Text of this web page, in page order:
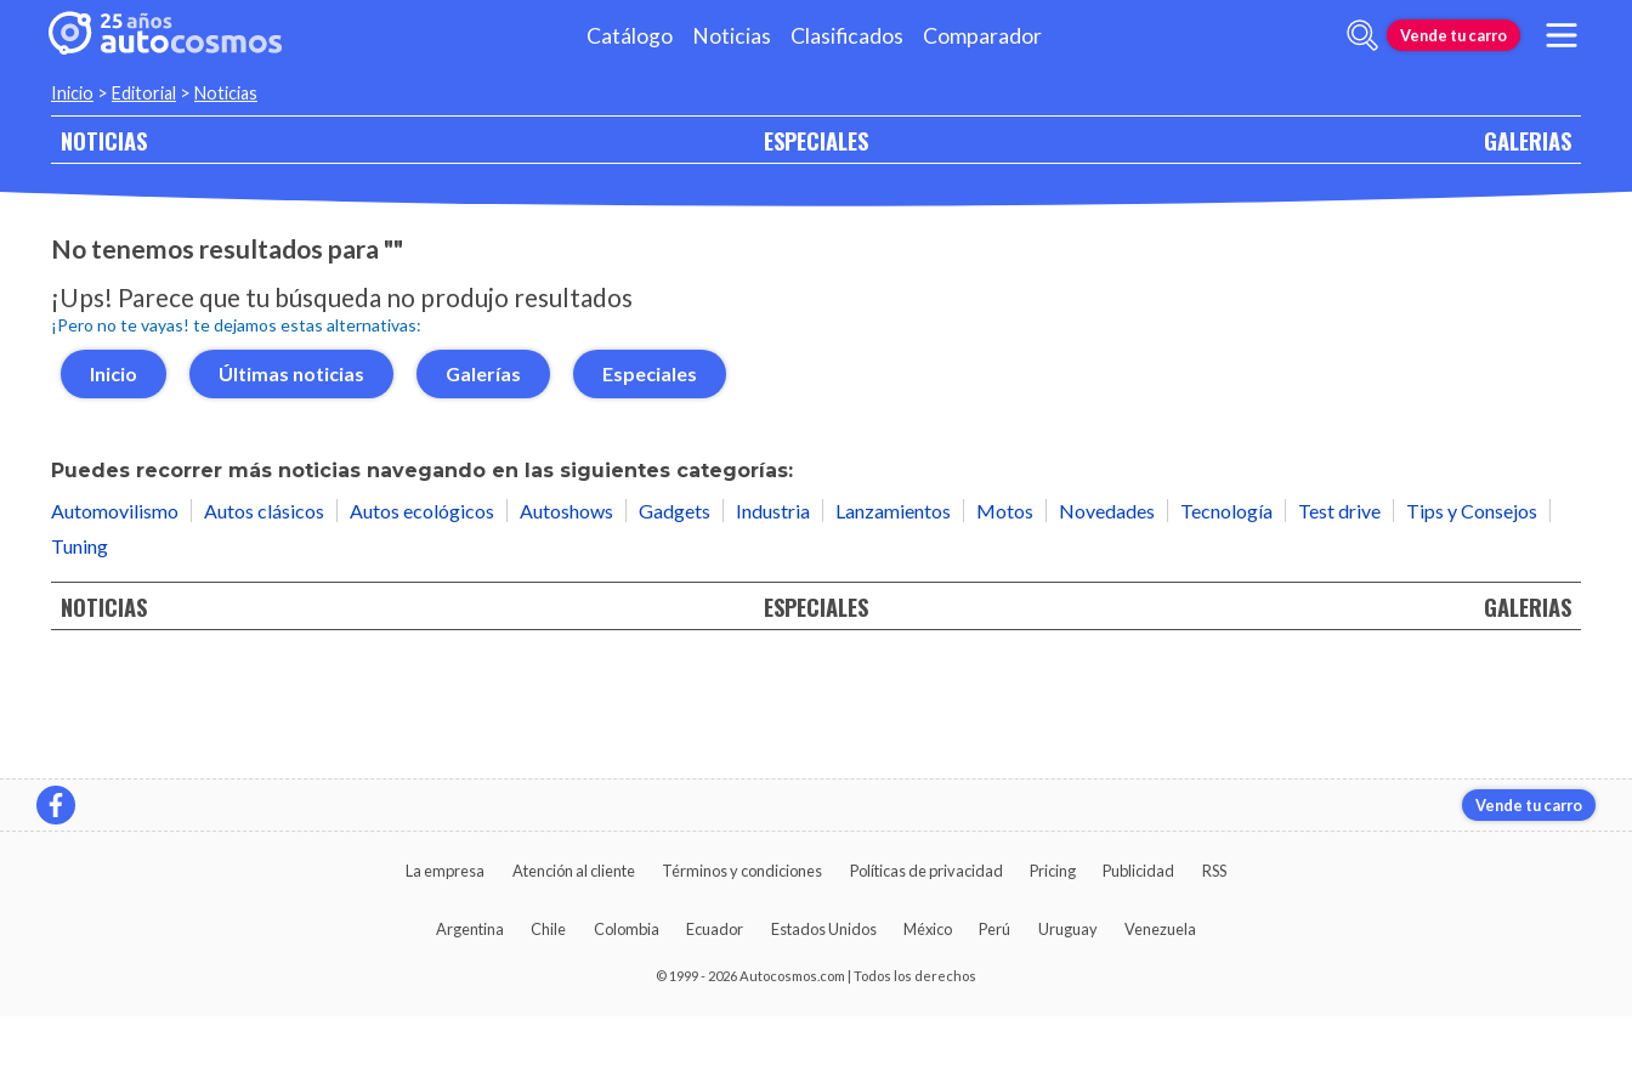
Catálogo Noticias Clasificados Comparador Vende tu carro
Inicio > Editorial > Noticias
NOTICIAS ESPECIALES GALERIAS
No tenemos resultados para ""
¡Ups! Parece que tu búsqueda no produjo resultados
¡Pero no te vayas! te dejamos estas alternativas:
Inicio Últimas noticias Galerías Especiales
Puedes recorrer más noticias navegando en las siguientes categorías:
Automovilismo
Autos clásicos Autos ecológicos Autoshows Gadgets Industria Lanzamientos Motos Novedades Tecnología Test drive
Tips y Consejos
Tuning
NOTICIAS ESPECIALES GALERIAS
Vende tu carro
La empresa Atención al cliente Términos y condiciones Políticas de privacidad Pricing Publicidad RSS
Argentina Chile Colombia Ecuador Estados Unidos México Perú Uruguay Venezuela
© 1999 - 2026 Autocosmos.com | Todos los derechos